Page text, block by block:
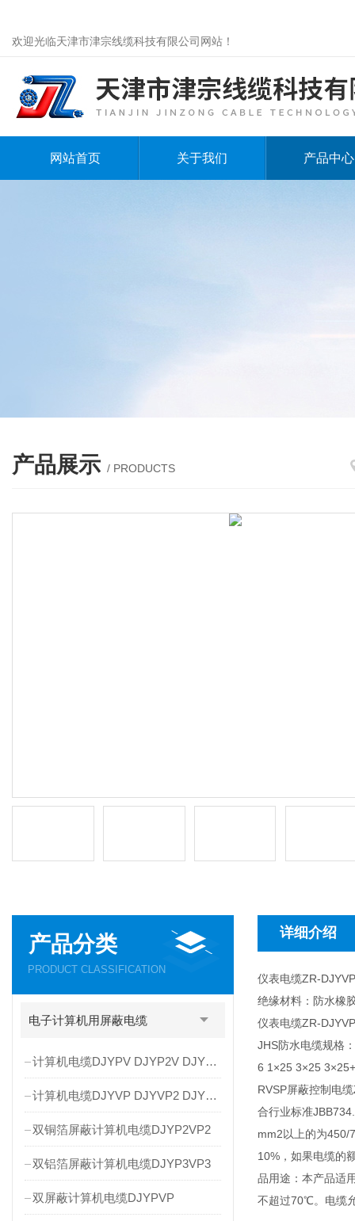
欢迎光临天津市津宗线缆科技有限公司网站！
网站首页 关于我们 产品中心
产品展示 / PRODUCTS
产品分类
PRODUCT CLASSIFICATION
电子计算机用屏蔽电缆
计算机电缆DJYPV DJYP2V DJYP3V
计算机电缆DJYVP DJYVP2 DJYVP3
双铜箔屏蔽计算机电缆DJYP2VP2
双铝箔屏蔽计算机电缆DJYP3VP3
双屏蔽计算机电缆DJYPVP
详细介绍
仪表电缆ZR-
绝缘材料：防水橡
仪表电缆ZR-
JHS防水电缆规格
6 1×25 3×25
RVSP屏蔽控制电
合行业标准
mm2以上的为450/
10%，如果电缆的
品用途：本产品适
不超过70℃。电缆